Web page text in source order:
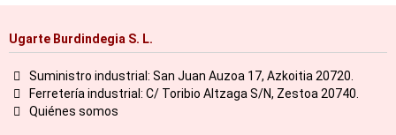
Ugarte Burdindegia S. L.
Suministro industrial: San Juan Auzoa 17, Azkoitia 20720.
Ferretería industrial: C/ Toribio Altzaga S/N, Zestoa 20740.
Quiénes somos